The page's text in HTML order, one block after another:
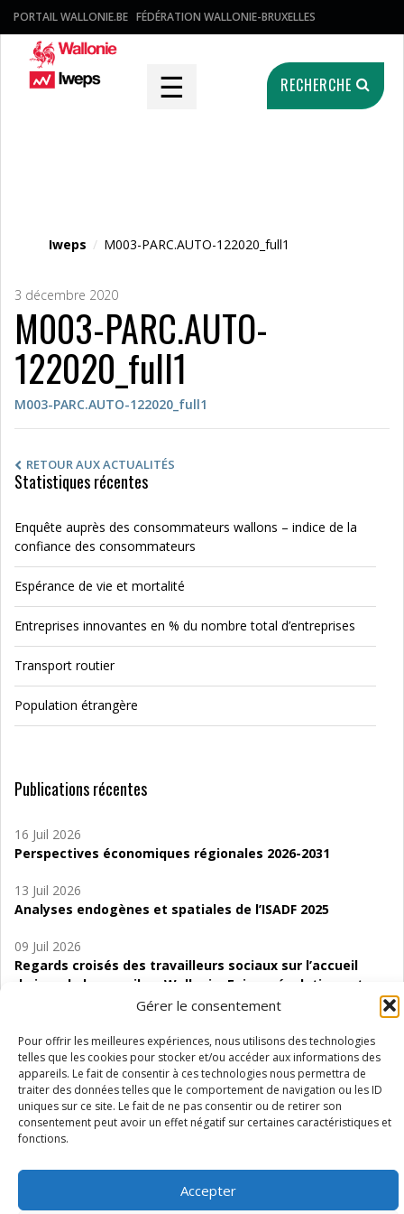
Gérer le consentement
Pour offrir les meilleures expériences, nous utilisons des technologies
telles que les cookies pour stocker et/ou accéder aux informations des
appareils. Le fait de consentir à ces technologies nous permettra de
traiter des données telles que le comportement de navigation ou les ID
uniques sur ce site. Le fait de ne pas consentir ou de retirer son
consentement peut avoir un effet négatif sur certaines caractéristiques et
fonctions.
Accepter
PORTAIL WALLONIE.BE FÉDÉRATION WALLONIE-BRUXELLES
☰ RECHERCHE
Iweps / M003-PARC.AUTO-122020_full1
3 décembre 2020
M003-PARC.AUTO-
122020_full1
M003-PARC.AUTO-122020_full1
RETOUR AUX ACTUALITÉS
Statistiques récentes
Enquête auprès des consommateurs wallons – indice de la
confiance des consommateurs
Espérance de vie et mortalité
Entreprises innovantes en % du nombre total d’entreprises
Transport routier
Population étrangère
Publications récentes
16 Juil 2026
Perspectives économiques régionales 2026-2031
13 Juil 2026
Analyses endogènes et spatiales de l’ISADF 2025
09 Juil 2026
Regards croisés des travailleurs sociaux sur l’accueil
de jour de bas seuil en Wallonie. Enjeux, évolutions et
06 Juil 2026
Étude d’évaluabilité des Structures
d’accompagnement à l’autocréation d’emploi (SAACE)
01 Juil 2026
Pénurie du personnel infirmier :quels indicateurs
Wallonie ?